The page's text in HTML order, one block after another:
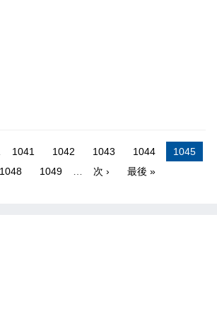
1041 1042 1043 1044
1045
1048 1049 … 次 › 最後 »